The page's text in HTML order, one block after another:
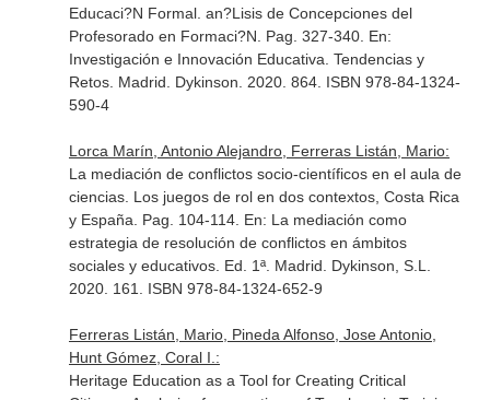
Educaci?N Formal. an?Lisis de Concepciones del
Profesorado en Formaci?N. Pag. 327-340. En:
Investigación e Innovación Educativa. Tendencias y
Retos. Madrid. Dykinson. 2020. 864. ISBN 978-84-1324-
590-4
Lorca Marín, Antonio Alejandro, Ferreras Listán, Mario:
La mediación de conflictos socio-científicos en el aula de
ciencias. Los juegos de rol en dos contextos, Costa Rica
y España. Pag. 104-114. En: La mediación como
estrategia de resolución de conflictos en ámbitos
sociales y educativos. Ed. 1ª. Madrid. Dykinson, S.L.
2020. 161. ISBN 978-84-1324-652-9
Ferreras Listán, Mario, Pineda Alfonso, Jose Antonio,
Hunt Gómez, Coral I.:
Heritage Education as a Tool for Creating Critical